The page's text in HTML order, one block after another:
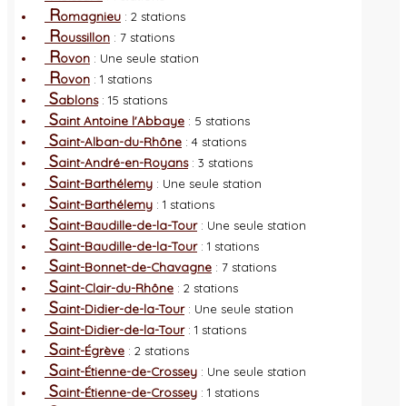
Romagnieu : 2 stations
Roussillon : 7 stations
Rovon : Une seule station
Rovon : 1 stations
Sablons: 15 stations
Saint Antoine l'Abbaye : 5 stations
Saint-Alban-du-Rhône : 4 stations
Saint-André-en-Royans: 3 stations
Saint-Barthélemy : Une seule station
Saint-Barthélemy : 1 stations
Saint-Baudille-de-la-Tour: Une seule station
Saint-Baudille-de-la-Tour: 1 stations
Saint-Bonnet-de-Chavagne : 7 stations
Saint-Clair-du-Rhône : 2 stations
Saint-Didier-de-la-Tour: Une seule station
Saint-Didier-de-la-Tour: 1 stations
Saint-Égrève : 2 stations
Saint-Étienne-de-Crossey : Une seule station
Saint-Étienne-de-Crossey : 1 stations